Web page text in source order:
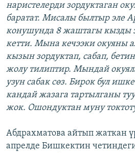
наристелерди зордуктаган
баратат. Мисалы былтыр эле
конушунда 8 жаштагы кызды
кетти. Мына кечээки окуяны
кызын зордуктап, сабап,
жолу тилиптир. Мындай
узун сабак сөз. Бирок бул
кандай жазага тартылганы
жок. Ошондуктан муну
Абдрахматова айтып жаткан
апрелде Бишкектин